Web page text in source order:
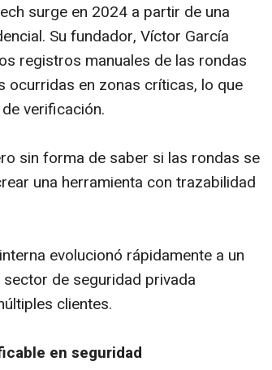
surge en 2024 a partir de una
Su fundador, Víctor García
registros manuales de las rondas
ocurridas en zonas críticas, lo que
verificación.
sin forma de saber si las rondas se
una herramienta con trazabilidad
evolucionó rápidamente a un
de seguridad privada
clientes.
en seguridad